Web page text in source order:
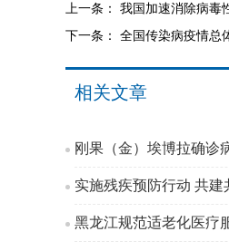
上一条： 我国加速消除病毒
下一条： 全国传染病疫情总
相关文章
刚果（金）埃博拉确诊
实施残疾预防行动 共建
黑龙江规范适老化医疗